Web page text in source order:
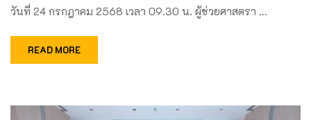
วันที่ 24 กรกฎาคม 2568 เวลา 09.30 น. ผู้ช่วยศาสตรา …
READ MORE